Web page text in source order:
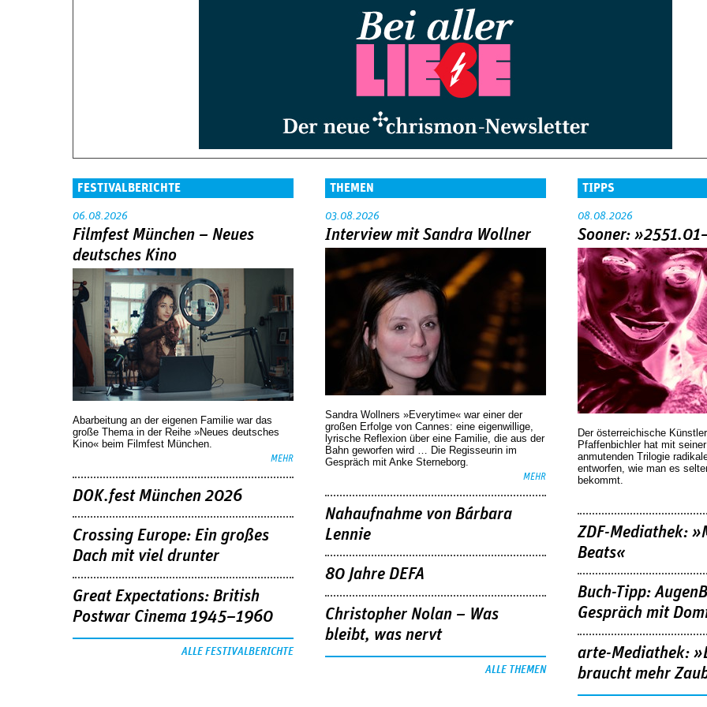
FESTIVALBERICHTE
06.08.2026
Filmfest München – Neues
deutsches Kino
Abarbeitung an der eigenen Familie war das
große Thema in der Reihe »Neues deutsches
Kino« beim Filmfest München.
MEHR
DOK.fest München 2026
Crossing Europe: Ein großes
Dach mit viel drunter
Great Expectations: British
Postwar Cinema 1945–1960
ALLE FESTIVALBERICHTE
THEMEN
03.08.2026
Interview mit Sandra Wollner
Sandra Wollners »Everytime« war einer der
großen Erfolge von Cannes: eine eigenwillige,
lyrische Reflexion über eine ­Familie, die aus der
Bahn geworfen wird … Die Regisseurin im
Gespräch mit Anke Sterneborg.
MEHR
Nahaufnahme von Bárbara
Lennie
80 Jahre DEFA
Christopher Nolan – Was
bleibt, was nervt
ALLE THEMEN
TIPPS
08.08.2026
Sooner:
Der österreichische
Pfaffenbichler hat mit
anmutenden Trilogie
entworfen, wie man es
bekommt.
ZDF-Mediathek:
Beats«
Buch-Tipp:
Gespräch mit
arte-Mediathek:
braucht mehr